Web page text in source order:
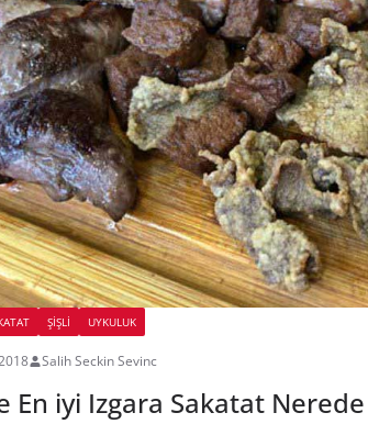
ŞIŞLI UYKULUK
Salih Seckin Sevinc
En iyi Izgara Sakatat